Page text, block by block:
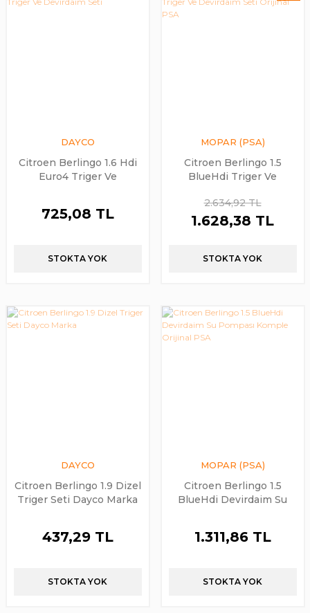
DAYCO
Citroen Berlingo 1.6 Hdi
Euro4 Triger Ve
725,08 TL
STOKTA YOK
MOPAR (PSA)
Citroen Berlingo 1.5
BlueHdi Triger Ve
PSA
2.634,92 TL
1.628,38 TL
STOKTA YOK
DAYCO
Citroen Berlingo 1.9 Dizel
Triger Seti Dayco Marka
437,29 TL
STOKTA YOK
MOPAR (PSA)
Citroen Berlingo 1.5
BlueHdi Devirdaim Su
1.311,86 TL
STOKTA YOK